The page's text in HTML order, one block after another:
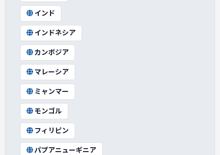
インド
インドネシア
カンボジア
マレーシア
ミャンマー
モンゴル
フィリピン
パプアニューギニア